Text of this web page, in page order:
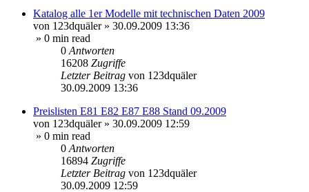
Katalog alle 1er Modelle mit technischen Daten 2009
von 123dquäler» 30.09.2009 13:36
» 0 min read
0 Antworten
16208 Zugriffe
Letzter Beitrag von 123dquäler
30.09.2009 13:36
Preislisten E81 E82 E87 E88 Stand 09.2009
von 123dquäler» 30.09.2009 12:59
» 0 min read
0 Antworten
16894 Zugriffe
Letzter Beitrag von 123dquäler
30.09.2009 12:59